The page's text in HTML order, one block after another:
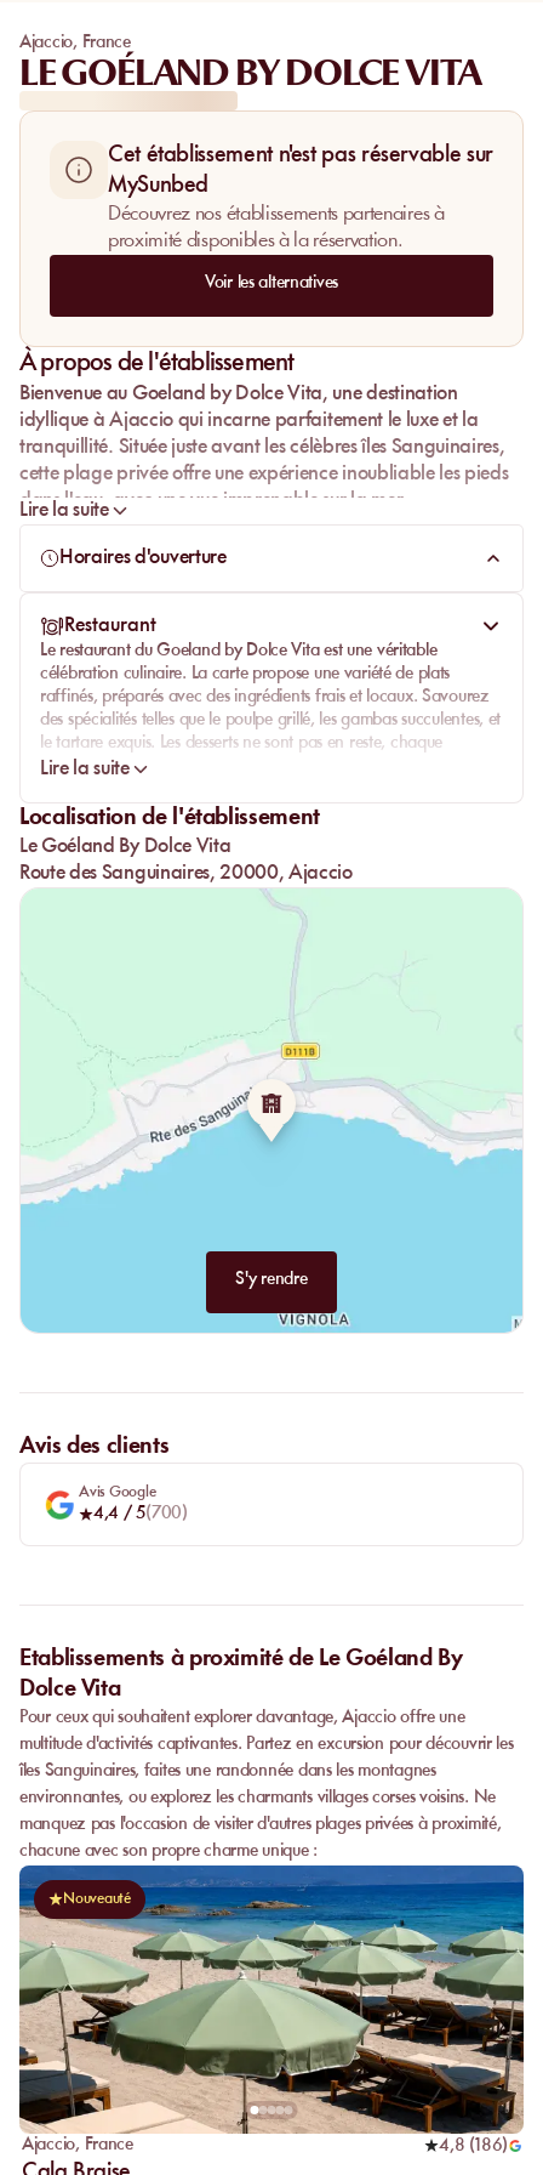
Ajaccio, France
LE GOÉLAND BY DOLCE VITA
Cet établissement n'est pas réservable sur
MySunbed
Découvrez nos établissements partenaires à
proximité disponibles à la réservation.
Voir les alternatives
À propos de l'établissement
Bienvenue au Goeland by Dolce Vita, une destination
idyllique à Ajaccio qui incarne parfaitement le luxeet la
tranquillité. Située juste avant les célèbres îles Sanguinaires,
cette plage privée offre une expérience inoubliable les pieds
dans l'eau, avec une vue imprenable sur la mer
Méditerranée. Le cadre naturel, légèrement sauvage, est
sublimé par une décoration de paillote de très bon goût,
Lire la suite
Horaires d'ouverture
Restaurant
Le restaurantdu Goeland by Dolce Vita est une véritable
célébration culinaire. La carte propose une variété de plats
raffinés, préparés avec des ingrédients frais et locaux. Savourez
des spécialités telles que le poulpe grillé, les gambas succulentes, et
le tartare exquis. Les dessertsne sont pas en reste, chaque
création étant aussi belle que délicieuse. Le service est impeccable,
rendant chaque repas une expérience gastronomique
exceptionnelle.
Lire la suite
Localisation de l'établissement
Le Goéland By Dolce Vita
Route des Sanguinaires, 20000, Ajaccio
S'y rendre
Avis des clients
Avis Google
4,4 / 5(700)
Etablissements à proximité de Le Goéland By
Dolce Vita
Pour ceux qui souhaitent explorer davantage, Ajaccio offre une
multitude d'activités captivantes. Partez en excursion pour découvrir les
îles Sanguinaires, faites une randonnée dans les montagnes
environnantes, ou explorez les charmants villages corses voisins. Ne
manquez pas l'occasion de visiter d'autres plages privées à proximité,
chacune avec son propre charme unique :
Nouveauté
Ajaccio, France 4,8 (186)